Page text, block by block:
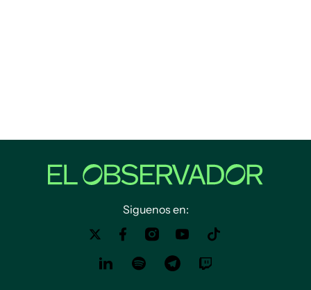
Siguenos en: